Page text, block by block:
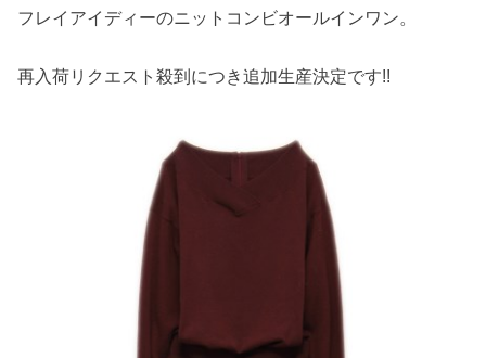
フレイアイディーのニットコンビオールインワン。
再入荷リクエスト殺到につき追加生産決定です!!